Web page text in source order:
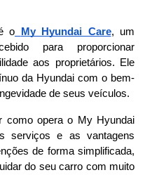
o My Hyundai Care, um
para proporcionar
aos proprietários. Ele
da Hyundai com o bem-
de seus veículos.
como opera o My Hyundai
serviços e as vantagens
de forma simplificada,
do seu carro com muito